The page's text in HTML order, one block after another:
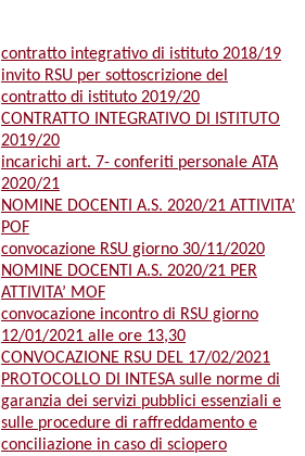
contratto integrativo di istituto 2018/19
invito RSU per sottoscrizione del
contratto di istituto 2019/20
CONTRATTO INTEGRATIVO DI ISTITUTO
2019/20
incarichi art. 7- conferiti personale ATA
2020/21
NOMINE DOCENTI A.S. 2020/21 ATTIVITA’
POF
convocazione RSU giorno 30/11/2020
NOMINE DOCENTI A.S. 2020/21 PER
ATTIVITA’ MOF
convocazione incontro di RSU giorno
12/01/2021 alle ore 13,30
CONVOCAZIONE RSU DEL 17/02/2021
PROTOCOLLO DI INTESA sulle norme di
garanzia dei servizi pubblici essenziali e
sulle procedure di raffreddamento e
conciliazione in caso di sciopero